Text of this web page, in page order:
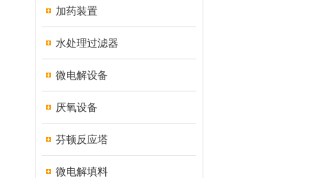
加药装置
水处理过滤器
微电解设备
厌氧设备
芬顿反应塔
微电解填料